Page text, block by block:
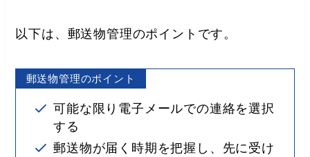
以下は、郵送物管理のポイントです。
郵送物管理のポイント
可能な限り電子メールでの連絡を選択
する
郵送物が届く時期を把握し、先に受け